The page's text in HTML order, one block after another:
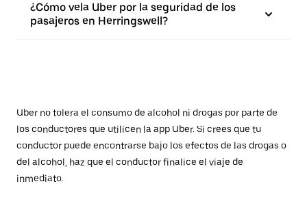
¿Cómo vela Uber por la seguridad de los
pasajeros en Herringswell?
Uber no tolera el consumo de alcohol ni drogas por parte de
los conductores que utilicen la app Uber. Si crees que tu
conductor puede encontrarse bajo los efectos de las drogas o
del alcohol, haz que el conductor finalice el viaje de
inmediato.